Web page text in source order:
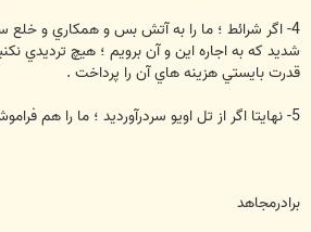
4- اگر شرائط ؛ ما را به آتش بس و همكاري و
شديد كه به اجاره اين و آن برويم ؛ هيچ ترديدي
قدرت بايستي هزينه هاي آن را پرداخت .
5- نهايتا اگر از تل اويو سردرآورديد ؛ ما را هم فراموش نفرمائيد .
برادرمجاهد